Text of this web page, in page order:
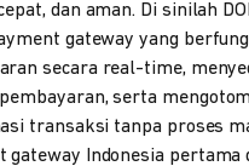
dan aman. Di sinilah
gateway yang
secara real-time,
serta
transaksi tanpa proses
gateway Indonesia pertama